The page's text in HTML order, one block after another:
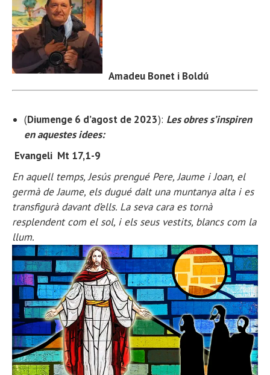
Amadeu Bonet i Boldú
(Diumenge 6 d’agost de 2023): Les obres s’inspiren
en aquestes idees:
Evangeli Mt 17,1-9
En aquell temps, Jesús prengué Pere, Jaume i Joan, el
germà de Jaume, els dugué dalt una muntanya alta i es
transfigurà davant d’ells. La seva cara es tornà
resplendent com el sol, i els seus vestits, blancs com la
llum.